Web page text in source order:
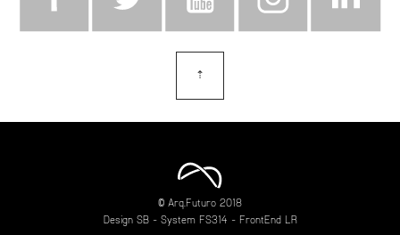
⇡
© Arq.Futuro 2018
Design SB- System FS314 - FrontEnd LR